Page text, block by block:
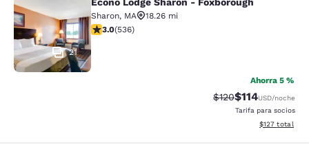
Econo Lodge Sharon - Foxborough
21
Sharon, MA
18.26 mi
calificación de 3.01 estrellas. Feria. 536 reseñas
3.0(536)
Ahorra 5 %
Precio tachado:
$120Precio con
$114USD/noche
Tarifa para socios
Ver detalles
$127 total